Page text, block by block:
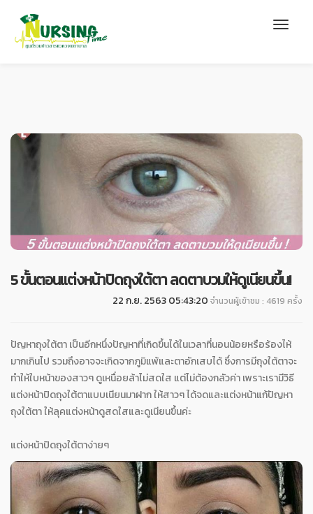
5 ขั้นตอนแต่งหน้าปิดถุงใต้ตา ลดตาบวมให้ดูเนียนขึ้น!
22 ก.ย. 2563 05:43:20 จำนวนผู้เข้าชม : 4619 ครั้ง
ปัญหาถุงใต้ตา เป็นอีกหนึ่งปัญหาที่เกิดขึ้นได้ในเวลาที่นอนน้อยหรือร้องไห้
มากเกินไป รวมถึงอาจจะเกิดจากภูมิแพ้และตาอักเสบได้ ซึ่งการมีถุงใต้ตาจะ
ทำให้ใบหน้าของสาวๆ ดูเหนื่อยล้าไม่สดใส แต่ไม่ต้องกลัวค่า เพราะเรามีวิธี
แต่งหน้าปิดถุงใต้ตาแบบเนียนมาฝาก ให้สาวๆ ได้จดและแต่งหน้าแก้ปัญหา
ถุงใต้ตา ให้ลุคแต่งหน้าดูสดใสและดูเนียนขึ้นค่ะ
แต่งหน้าปิดถุงใต้ตาง่ายๆ